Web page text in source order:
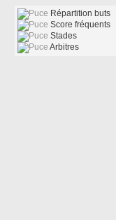
Répartition buts
Score fréquents
Stades
Arbitres